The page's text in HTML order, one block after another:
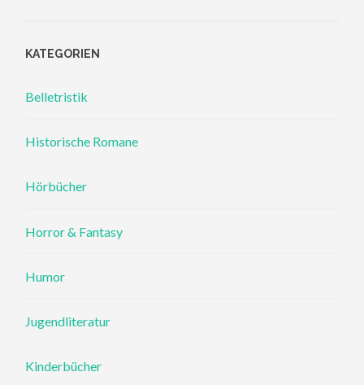
KATEGORIEN
Belletristik
Historische Romane
Hörbücher
Horror & Fantasy
Humor
Jugendliteratur
Kinderbücher